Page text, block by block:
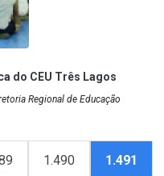
do CEU Três Lagos
Regional de Educação
1.490 1.491